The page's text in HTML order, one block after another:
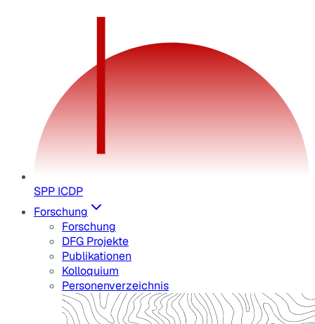
SPP ICDP
Forschung
Forschung
DFG Projekte
Publikationen
Kolloquium
Personenverzeichnis